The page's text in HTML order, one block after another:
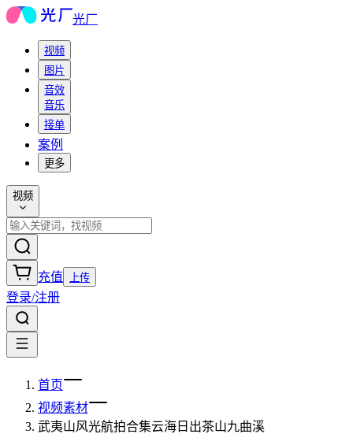
光厂
视频
图片
音效
音乐
接单
案例
更多
视频
充值 上传
登录/注册
首页
视频素材
武夷山风光航拍合集云海日出茶山九曲溪